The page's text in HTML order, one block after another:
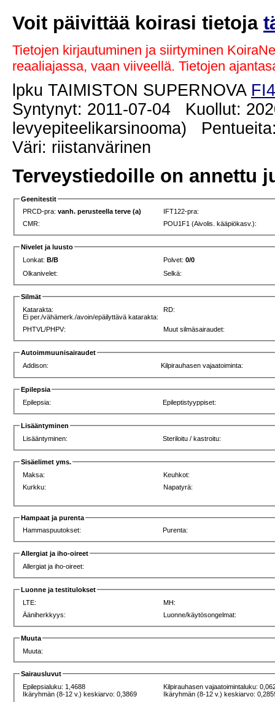
Voit päivittää koirasi tietoja
Tietojen kirjautuminen ja siirtyminen
reaaliajassa, vaan viiveellä. Tietojen
lpku TAIMISTON SUPERNOVA
Syntynyt: 2011-07-04 Kuollut:
levyepiteelikarsinooma)
Väri: riistanvärinen
Terveystiedoille on annettu
Geenitestit
PRCD-pra:vanh. perusteella terve (a)
IFT122-pra:
CMR:
POU1F1 (Aivolis. kääpiökasv.):
Nivelet ja luusto
Lonkat:B/B Polvet:0/0
Olkanivelet:
Selkä:
Silmät
Katarakta:
Ei per./vähämerk./avoin/epäilyttävä katarakta:
RD:
PHTVL/PHPV: Muut silmäsairaudet:
Autoimmuunisairaudet
Addison:
Kilpirauhasen vajaatoiminta:
Epilepsia
Epilepsia:
Epileptistyyppiset:
Lisääntyminen
Lisääntyminen:
Steriloitu / kastroitu:
Sisäelimet yms.
Maksa:
Keuhkot:
Kurkku:
Napatyrä:
Hampaat ja purenta
Hammaspuutokset:
Purenta:
Allergiat ja iho-oireet
Allergiat ja iho-oireet:
Luonne ja testitulokset
LTE:
MH:
Ääniherkkyys:
Luonne/käytösongelmat:
Muuta
Muuta:
Sairausluvut
Epilepsialuku: 1,4688
Ikäryhmän (8-12 v.) keskiarvo: 0,3869
Kilpirauhasen vajaatoimintaluku:
Ikäryhmän (8-12 v.) keskiarvo: